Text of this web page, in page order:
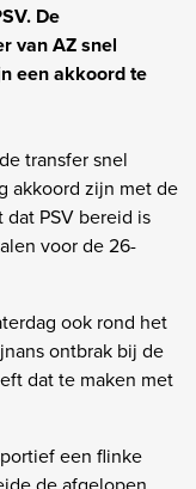
De
van AZ snel
een akkoord te
transfer snel
akkoord zijn met de
PSV bereid is
voor de 26-
ook rond het
ontbrak bij de
dat te maken met
een flinke